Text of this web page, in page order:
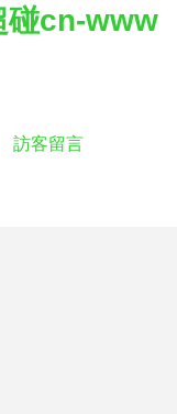
碰cn-www
訪客留言